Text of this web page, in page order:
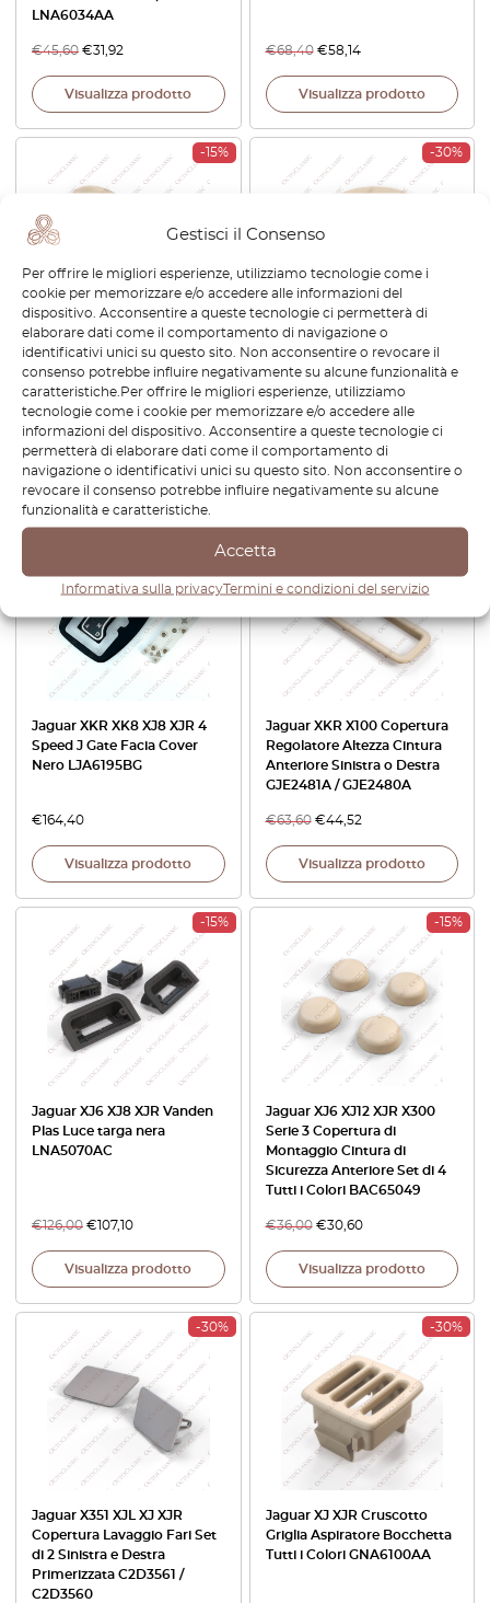
Gestisci il Consenso
Per offrire le migliori esperienze, utilizziamo tecnologie come i
cookie per memorizzare e/o accedere alle informazioni del
dispositivo. Acconsentire a queste tecnologie ci permetterà di
elaborare dati come il comportamento di navigazione o
identificativi unici su questo sito. Non acconsentire o revocare il
consenso potrebbe influire negativamente su alcune funzionalità e
caratteristiche.Per offrire le migliori esperienze, utilizziamo
tecnologie come i cookie per memorizzare e/o accedere alle
informazioni del dispositivo. Acconsentire a queste tecnologie ci
permetterà di elaborare dati come il comportamento di
navigazione o identificativi unici su questo sito. Non acconsentire o
revocare il consenso potrebbe influire negativamente su alcune
funzionalità e caratteristiche.
Accetta
Informativa sulla privacyTermini e condizioni del servizio
LNA6034AA
€45,60 €31,92
Visualizza prodotto
€68,40 €58,14
Visualizza prodotto
-15%
Jaguar XJ8 XJR Manopole
interruttore elettrico sedile
Set di 3 sinistra o destra
LNA6072AA LNA6070AA
€38,40 €32,64
Visualizza prodotto
-30%
Jaguar XJ8 XJR Copertura
Interruttore Regolazione
Sedile Sinistra o Destra
LNA6031BB / LNA6030BB
€38,40 €26,88
Visualizza prodotto
Jaguar XKR XK8 XJ8 XJR 4
Speed J Gate Facia Cover
Nero LJA6195BG
€164,40
Visualizza prodotto
Jaguar XKR X100 Copertura
Regolatore Altezza Cintura
Anteriore Sinistra o Destra
GJE2481A / GJE2480A
€63,60 €44,52
Visualizza prodotto
-15%
Jaguar XJ6 XJ8 XJR Vanden
Plas Luce targa nera
LNA5070AC
€126,00 €107,10
Visualizza prodotto
-15%
Jaguar XJ6 XJ12 XJR X300
Serie 3 Copertura di
Montaggio Cintura di
Sicurezza Anteriore Set di 4
Tutti i Colori BAC65049
€36,00 €30,60
Visualizza prodotto
-30%
Jaguar X351 XJL XJ XJR
Copertura Lavaggio Fari Set
di 2 Sinistra e Destra
Primerizzata C2D3561 /
C2D3560
-30%
Jaguar XJ XJR Cruscotto
Griglia Aspiratore Bocchetta
Tutti i Colori GNA6100AA